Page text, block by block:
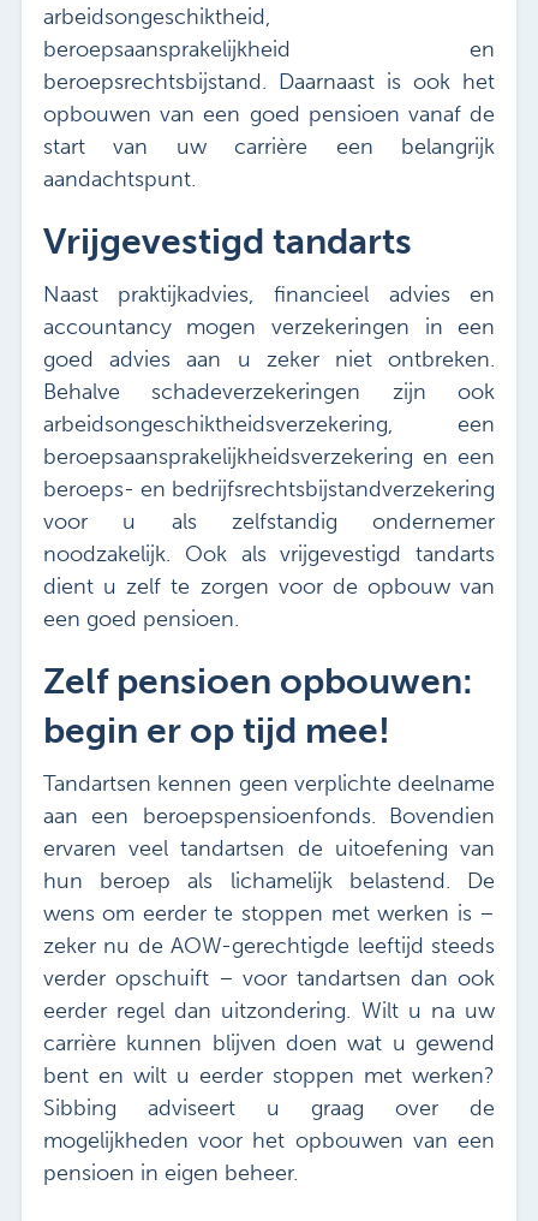
arbeidsongeschiktheid,
beroepsaansprakelijkheid en
beroepsrechtsbijstand. Daarnaast is ook het
opbouwen van een goed pensioen vanaf de
start van uw carrière een belangrijk
aandachtspunt.
Vrijgevestigd tandarts
Naast praktijkadvies, financieel advies en
accountancy mogen verzekeringen in een
goed advies aan u zeker niet ontbreken.
Behalve schadeverzekeringen zijn ook
arbeidsongeschiktheidsverzekering, een
beroepsaansprakelijkheidsverzekering en een
beroeps- en bedrijfsrechtsbijstandverzekering
voor u als zelfstandig ondernemer
noodzakelijk. Ook als vrijgevestigd tandarts
dient u zelf te zorgen voor de opbouw van
een goed pensioen.
Zelf pensioen opbouwen:
begin er op tijd mee!
Tandartsen kennen geen verplichte deelname
aan een beroepspensioenfonds. Bovendien
ervaren veel tandartsen de uitoefening van
hun beroep als lichamelijk belastend. De
wens om eerder te stoppen met werken is –
zeker nu de AOW-gerechtigde leeftijd steeds
verder opschuift – voor tandartsen dan ook
eerder regel dan uitzondering. Wilt u na uw
carrière kunnen blijven doen wat u gewend
bent en wilt u eerder stoppen met werken?
Sibbing adviseert u graag over de
mogelijkheden voor het opbouwen van een
pensioen in eigen beheer.